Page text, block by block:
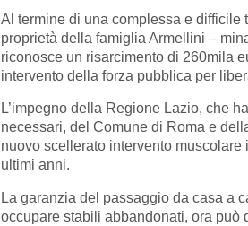
Al termine di una complessa e
proprietà della famiglia Armellini –
riconosce un risarcimento di 260mila
intervento della forza pubblica per
L’impegno della Regione Lazio, che
necessari, del Comune di Roma e
nuovo scellerato intervento
ultimi anni.
La garanzia del passaggio da casa a
occupare stabili abbandonati, ora può